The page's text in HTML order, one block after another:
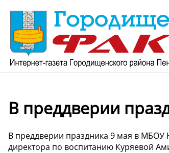
В преддверии
В преддверии праздника 9 мая в МБОУ
директора по воспитанию Куряевой